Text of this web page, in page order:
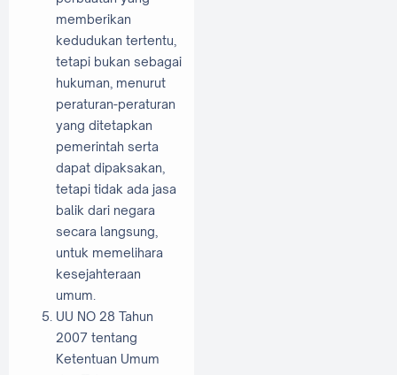
memberikan
kedudukan tertentu,
tetapi bukan sebagai
hukuman, menurut
peraturan-peraturan
yang ditetapkan
pemerintah serta
dapat dipaksakan,
tetapi tidak ada jasa
balik dari negara
secara langsung,
untuk memelihara
kesejahteraan
umum.
UU NO 28 Tahun
2007 tentang
Ketentuan Umum